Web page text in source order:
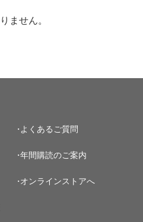
ません。
よくあるご質問
年間購読のご案内
オンラインストアへ